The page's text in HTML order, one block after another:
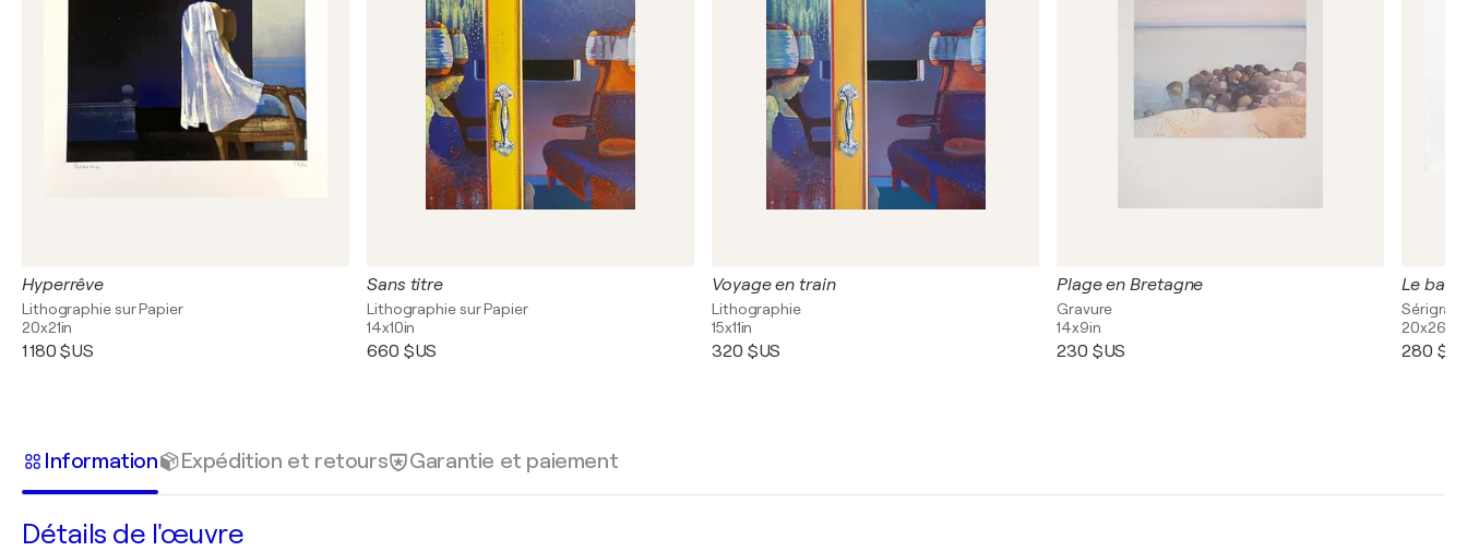
Hyperrêve
Lithographie sur Papier
20x21in
1 180 $US
Sans titre
Lithographie sur Papier
14x10in
660 $US
Voyage en train
Lithographie
15x11in
320 $US
Plage en Bretagne
Gravure
14x9in
230 $US
Le
20x26in
280
Information Expédition et retours Garantie et paiement
Détails de l'œuvre